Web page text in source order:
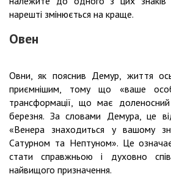
нарешті змінюється на краще.
Овен
Овни, як пояснив Демур, життя
приємнішим, тому що «ваше
трансформації, що має
березня. За словами Демура, це
«Венера знаходиться у вашому
Сатурном та Нептуном». Це
стати справжньою і духовно
найвищого призначення.